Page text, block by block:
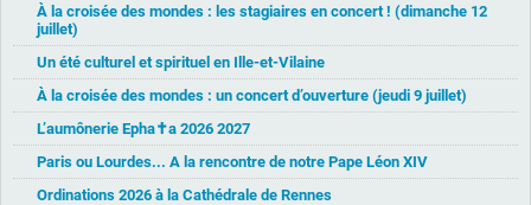
À la croisée des mondes : les stagiaires en concert ! (dimanche 12
juillet)
Un été culturel et spirituel en Ille-et-Vilaine
À la croisée des mondes : un concert d’ouverture (jeudi 9 juillet)
L’aumônerie Epha✝a 2026 2027
Paris ou Lourdes... A la rencontre de notre Pape Léon XIV
Ordinations 2026 à la Cathédrale de Rennes